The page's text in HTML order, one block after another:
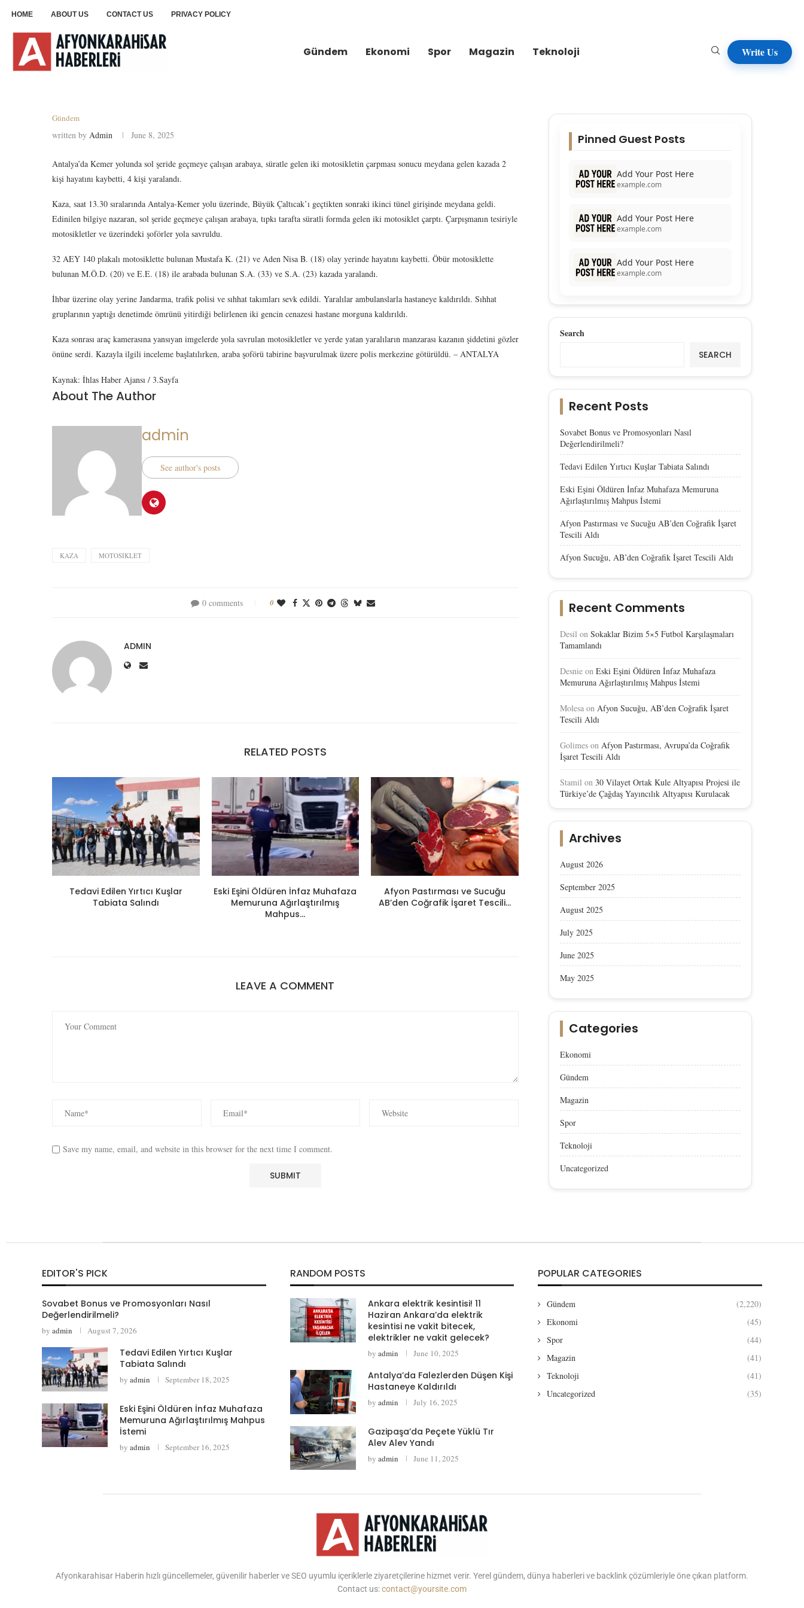
HOME ABOUT US CONTACT US PRIVACY POLICY
Gündem Ekonomi Spor Magazin Teknoloji Write Us
Gündem
written by Admin June 8, 2025
Antalya’da Kemer yolunda sol şeride geçmeye çalışan arabaya, süratle gelen iki motosikletin çarpması sonucu meydana gelen kazada 2
kişi hayatını kaybetti, 4 kişi yaralandı.
Kaza, saat 13.30 sıralarında Antalya-Kemer yolu üzerinde, Büyük Çaltıcak’ı geçtikten sonraki ikinci tünel girişinde meydana geldi.
Edinilen bilgiye nazaran, sol şeride geçmeye çalışan arabaya, tıpkı tarafta süratli formda gelen iki motosiklet çarptı. Çarpışmanın tesiriyle
motosikletler ve üzerindeki şoförler yola savruldu.
32 AEY 140 plakalı motosiklette bulunan Mustafa K. (21) ve Aden Nisa B. (18) olay yerinde hayatını kaybetti. Öbür motosiklette
bulunan M.Ö.D. (20) ve E.E. (18) ile arabada bulunan S.A. (33) ve S.A. (23) kazada yaralandı.
İhbar üzerine olay yerine Jandarma, trafik polisi ve sıhhat takımları sevk edildi. Yaralılar ambulanslarla hastaneye kaldırıldı. Sıhhat
gruplarının yaptığı denetimde ömrünü yitirdiği belirlenen iki gencin cenazesi hastane morguna kaldırıldı.
Kaza sonrası araç kamerasına yansıyan imgelerde yola savrulan motosikletler ve yerde yatan yaralıların manzarası kazanın şiddetini gözler
önüne serdi. Kazayla ilgili inceleme başlatılırken, araba şoförü tabirine başvurulmak üzere polis merkezine götürüldü. – ANTALYA
Kaynak: İhlas Haber Ajansı / 3.Sayfa
About The Author
admin
See author's posts
KAZA MOTOSIKLET
0 comments 0
ADMIN
RELATED POSTS
Tedavi Edilen Yırtıcı Kuşlar
Tabiata Salındı
Eski Eşini Öldüren İnfaz Muhafaza
Memuruna Ağırlaştırılmış
Mahpus...
Afyon Pastırması ve Sucuğu
AB’den Coğrafik İşaret Tescili...
Afyon Sucuğu, AB’den Coğrafik
LEAVE A COMMENT
Save my name, email, and website in this browser for the next time I comment.
Pinned Guest Posts
Add Your Post Here
example.com
Add Your Post Here
example.com
Add Your Post Here
example.com
Search
SEARCH
Recent Posts
Sovabet Bonus ve Promosyonları Nasıl
Değerlendirilmeli?
Tedavi Edilen Yırtıcı Kuşlar Tabiata Salındı
Eski Eşini Öldüren İnfaz Muhafaza Memuruna
Ağırlaştırılmış Mahpus İstemi
Afyon Pastırması ve Sucuğu AB’den Coğrafik İşaret
Tescili Aldı
Afyon Sucuğu, AB’den Coğrafik İşaret Tescili Aldı
Recent Comments
Desil on Sokaklar Bizim 5×5 Futbol Karşılaşmaları
Tamamlandı
Desnie on Eski Eşini Öldüren İnfaz Muhafaza
Memuruna Ağırlaştırılmış Mahpus İstemi
Molesa on Afyon Sucuğu, AB’den Coğrafik İşaret
Tescili Aldı
Golimes on Afyon Pastırması, Avrupa’da Coğrafik
İşaret Tescili Aldı
Stamil on 30 Vilayet Ortak Kule Altyapısı Projesi ile
Türkiye’de Çağdaş Yayıncılık Altyapısı Kurulacak
Archives
August 2026
September 2025
August 2025
July 2025
June 2025
May 2025
Categories
Ekonomi
Gündem
Magazin
Spor
Teknoloji
Uncategorized
EDITOR'S PICK
Sovabet Bonus ve Promosyonları Nasıl
Değerlendirilmeli?
by admin August 7, 2026
Tedavi Edilen Yırtıcı Kuşlar
Tabiata Salındı
by admin September 18, 2025
Eski Eşini Öldüren İnfaz Muhafaza
Memuruna Ağırlaştırılmış Mahpus
İstemi
by admin September 16, 2025
RANDOM POSTS
Ankara elektrik kesintisi! 11
Haziran Ankara’da elektrik
kesintisi ne vakit bitecek,
elektrikler ne vakit gelecek?
by admin June 10, 2025
Antalya’da Falezlerden Düşen Kişi
Hastaneye Kaldırıldı
by admin July 16, 2025
Gazipaşa’da Peçete Yüklü Tır
Alev Alev Yandı
by admin June 11, 2025
POPULAR CATEGORIES
Gündem
(2,220)
Ekonomi
(45)
Spor
(44)
Magazin
(41)
Teknoloji
(41)
Uncategorized
(35)
Afyonkarahisar Haberin hızlı güncellemeler, güvenilir haberler ve SEO uyumlu içeriklerle ziyaretçilerine hizmet verir. Yerel gündem, dünya haberleri ve backlink çözümleriyle öne çıkan platform.
Contact us:contact@yoursite.com